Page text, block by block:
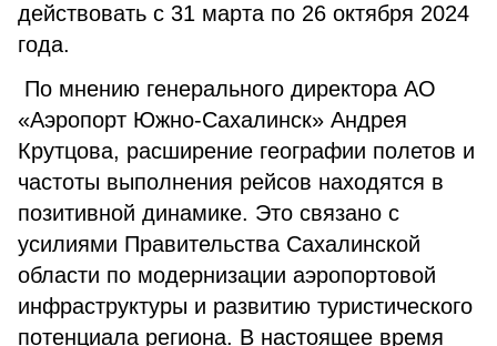
действовать с 31 марта по 26 октября 2024
года.
По мнению генерального директора АО
«Аэропорт Южно-Сахалинск» Андрея
Крутцова, расширение географии полетов и
частоты выполнения рейсов находятся в
позитивной динамике. Это связано с
усилиями Правительства Сахалинской
области по модернизации аэропортовой
инфраструктуры и развитию туристического
потенциала региона. В настоящее время